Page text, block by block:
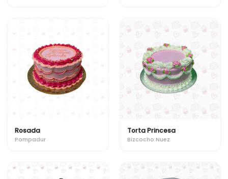
Rosada
Pompadur
Torta Princesa
Bizcocho Nuez